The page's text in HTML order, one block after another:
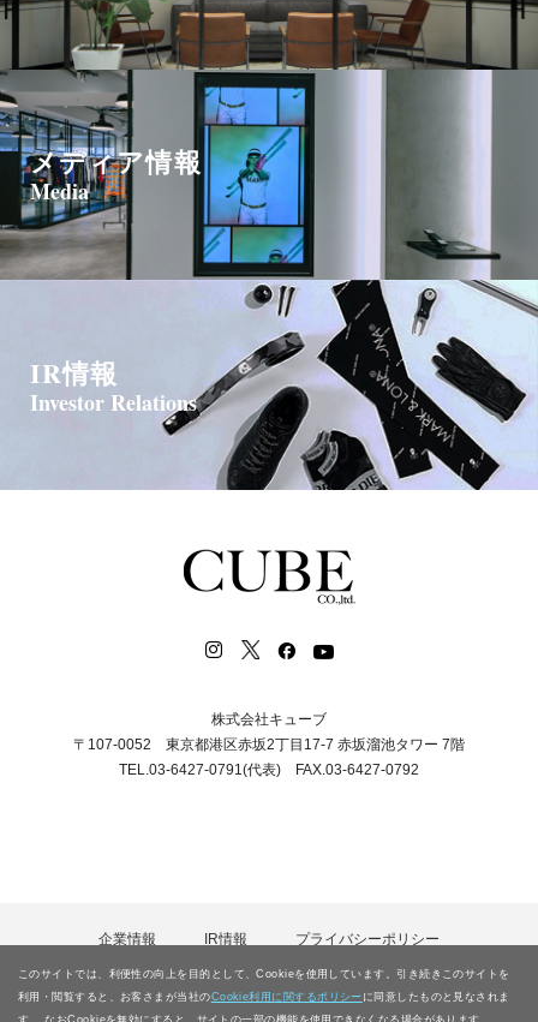
このサイトでは、利便性の向上を目的として、Cookieを使用しています。引き続きこのサイトを
利用・閲覧すると、お客さまが当社のCookie利用に関するポリシー に同意したものと見なされま
す。 なおCookieを無効にすると、サイトの一部の機能を使用できなくなる場合があります。
メディア情報
Media
IR情報
Investor Relations
株式会社キューブ
〒107-0052 東京都港区赤坂2丁目17-7 赤坂溜池タワー 7階
TEL.03-6427-0791(代表) FAX.03-6427-0792
企業情報 IR情報
プライバシーポリシー
カスタマーハラスメント等に対する基本方針
電子公告
お問合わせ サイトマップ